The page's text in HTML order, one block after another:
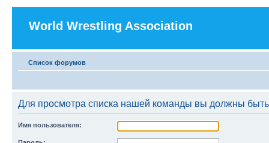
World Wrestling Association
Список форумов
Для просмотра списка нашей команды вы должны
Имя пользователя: